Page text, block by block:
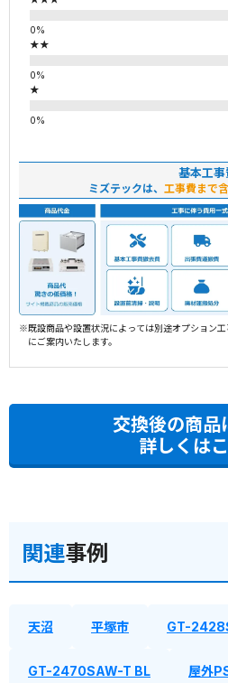
★★
★
基本工事
ミズテックは、 工事費まで
※既設商品や設置状況によっては別途オプション
にご案内いたします。
交換後の商品
詳しくは
関連事例
天沼 平塚市 GT-
GT-2470SAW-T BL 屋外